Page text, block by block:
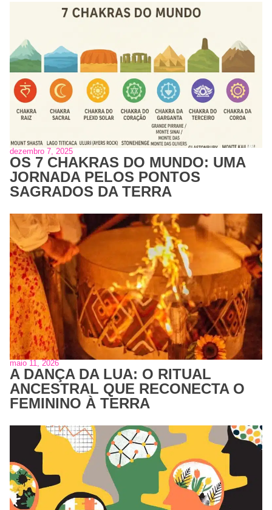
dezembro 7, 2025
OS 7 CHAKRAS DO MUNDO: UMA
JORNADA PELOS PONTOS
SAGRADOS DA TERRA
maio 11, 2026
A DANÇA DA LUA: O RITUAL
ANCESTRAL QUE RECONECTA O
FEMININO À TERRA